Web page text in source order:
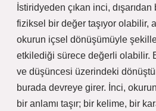
İstiridyeden çıkan inci, dışarıdan
fiziksel bir değer taşıyor olabilir,
okurun içsel dönüşümüyle
etkilediği sürece değerli olabilir.
ve düşüncesi üzerindeki
burada devreye girer. İnci,
bir anlamı taşır; bir kelime, bir